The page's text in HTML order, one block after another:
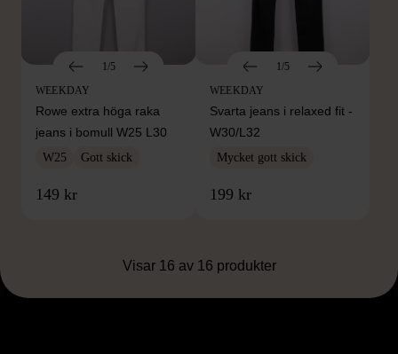
1/5
WEEKDAY
Rowe extra höga raka
jeans i bomull W25 L30
W25 Gott skick
149 kr
1/5
WEEKDAY
Svarta jeans i relaxed fit -
W30/L32
Mycket gott skick
199 kr
Visar 16 av 16 produkter